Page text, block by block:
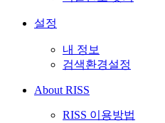
설정
내 정보
검색환경설정
About RISS
RISS 이용방법